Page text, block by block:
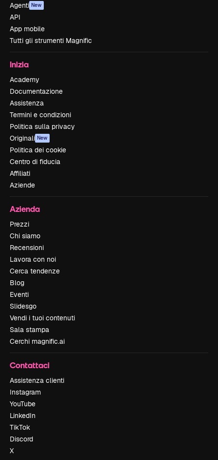
Agenti New
API
App mobile
Tutti gli strumenti Magnific
Inizia
Academy
Documentazione
Assistenza
Termini e condizioni
Politica sulla privacy
Originali New
Politica dei cookie
Centro di fiducia
Affiliati
Aziende
Azienda
Prezzi
Chi siamo
Recensioni
Lavora con noi
Cerca tendenze
Blog
Eventi
Slidesgo
Vendi i tuoi contenuti
Sala stampa
Cerchi magnific.ai
Contattaci
Assistenza clienti
Instagram
YouTube
LinkedIn
TikTok
Discord
X